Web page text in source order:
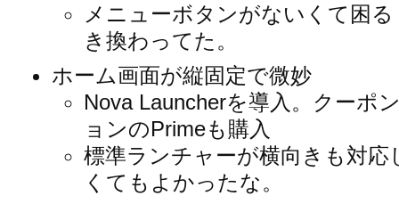
メニューボタンがないくて困
き換わってた。
ホーム画面が縦固定で微妙
Nova Launcherを導入。クーポ
ョンのPrimeも購入
標準ランチャーが横向きも対
くてもよかったな。